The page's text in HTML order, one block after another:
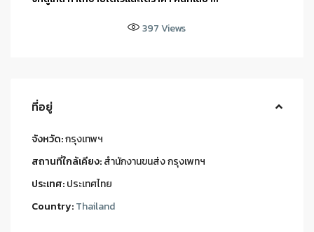
397Views
ที่อยู่
จังหวัด:กรุงเทพฯ
สถานที่ใกล้เคียง:สำนักงานขนส่ง กรุงเพทฯ
ประเทศ:ประเทศไทย
Country:Thailand